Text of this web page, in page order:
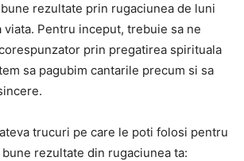
rezultate prin rugaciunea de luni
viata. Pentru inceput, trebuie sa ne
prin pregatirea spirituala
sa pagubim cantarile precum si sa
trucuri pe care le poti folosi pentru
rezultate din rugaciunea ta: